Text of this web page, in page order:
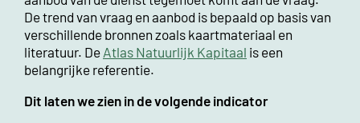
De trend van vraag en aanbod is bepaald op basis van
verschillende bronnen zoals kaartmateriaal en
literatuur. De Atlas Natuurlijk Kapitaal is een
belangrijke referentie.
Dit laten we zien in de volgende indicator